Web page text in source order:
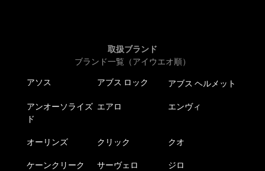
取扱ブランド
ブランド一覧（アイウエオ順）
アソス アブス ロック アブス ヘルメット
アンオーソライズ
ド
エアロ エンヴィ
オーリンズ クリック クオ
ケーンクリーク サーヴェロ ジロ